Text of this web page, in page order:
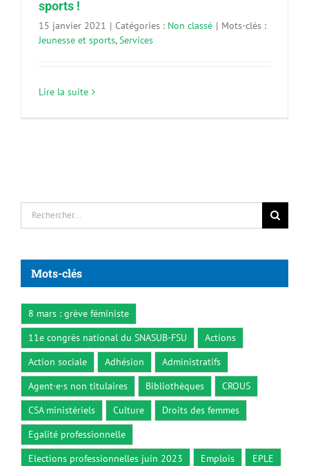
sports !
15 janvier 2021 | Catégories : Non classé | Mots-clés :
Jeunesse et sports, Services
Lire la suite
Rechercher:
Mots-clés
8 mars : grève féministe
11e congrès national du SNASUB-FSU
Actions
Action sociale
Adhésion
Administratifs
Agent·e·s non titulaires
Bibliothèques
CROUS
CSA ministériels
Culture
Droits des femmes
Egalité professionnelle
Elections professionnelles juin 2023
Emplois
EPLE